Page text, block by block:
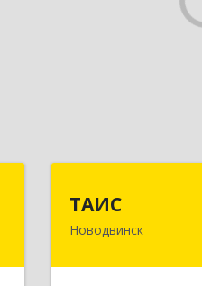
ТАИС
Новодвинск